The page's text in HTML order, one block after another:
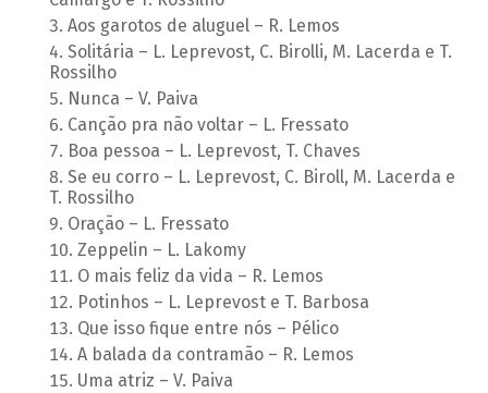
Aos garotos de aluguel – R. Lemos
Solitária – L. Leprevost, C. Birolli, M. Lacerda e T.
Rossilho
Nunca – V. Paiva
Canção pra não voltar – L. Fressato
Boa pessoa – L. Leprevost, T. Chaves
Se eu corro – L. Leprevost, C. Biroll, M. Lacerda e
T. Rossilho
Oração – L. Fressato
Zeppelin – L. Lakomy
O mais feliz da vida – R. Lemos
Potinhos – L. Leprevost e T. Barbosa
Que isso fique entre nós – Pélico
A balada da contramão – R. Lemos
Uma atriz – V. Paiva